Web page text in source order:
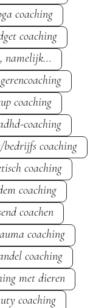
coaching
coaching
namelijk...
coaching
coaching
bedrijfs coaching
coaching
coaching
coachen
coaching
coaching
met dieren
coaching